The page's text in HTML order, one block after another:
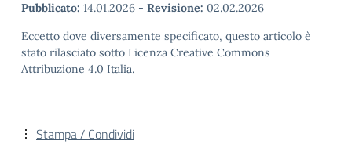
Pubblicato: 14.01.2026 - Revisione: 02.02.2026
Eccetto dove diversamente specificato, questo articolo è
stato rilasciato sotto Licenza Creative Commons
Attribuzione 4.0 Italia.
Stampa / Condividi